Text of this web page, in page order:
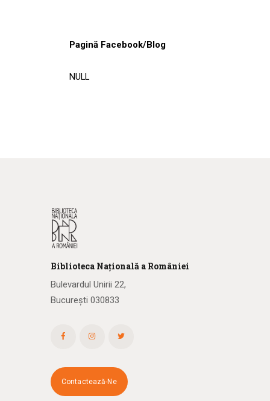
Pagină Facebook/Blog
NULL
Biblioteca Națională a României
Bulevardul Unirii 22,
București 030833
Contactează-Ne